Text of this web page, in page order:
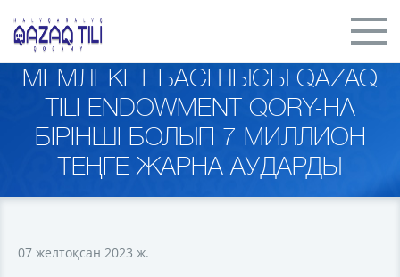
МЕМЛЕКЕТ БАСШЫСЫ QAZAQ
TILI ENDOWMENT QORY-НА
БІРІНШІ БОЛЫП 7 МИЛЛИОН
ТЕҢГЕ ЖАРНА АУДАРДЫ
07 желтоқсан 2023 ж.